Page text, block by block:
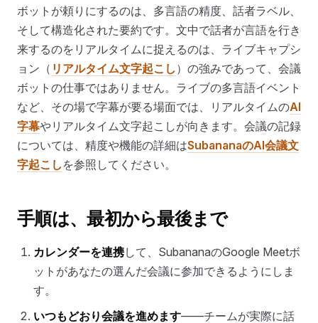
ボットが頼りにするのは、多言語の精度、話者ラベル、
そして構造化された要約です。文中で話者が言語を行き
来するのをリアルタイムに捉えるのは、ライブキャプシ
ョン（ リアルタイム文字起こし ）の強みであって、会議
ボットの仕事ではありません。ライブの多言語イベント
など、その場で字幕が要る場面では、リアルタイムのAI
字幕やリアルタイム文字起こしが向きます。会議の記録
については、精度や機能の詳細はSubananaのAI会議文
字起こし を参照してください。
手順は、最初から最後まで
カレンダーを連携して、SubananaのGoogle Meetボ
ットがあなたの選んだ会議に参加できるようにしま
す。
いつもどおり会議を進めます——チームが実際に話